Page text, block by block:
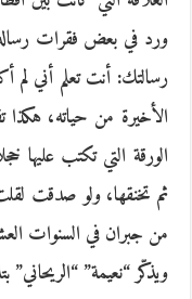
ورد في بعض فقرات رسالة
رسالتك: أنت تعلم أني لم
الأخيرة من حياته،
الورقة التي تكتب عليها
ثم تخنقها، ولو صدقت
من جبران في السنوات
ويذكّر “نعيمة” “الريحاني”